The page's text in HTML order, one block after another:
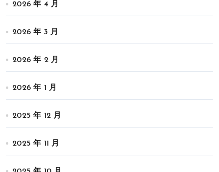
2026 年 4 月
2026 年 3 月
2026 年 2 月
2026 年 1 月
2025 年 12 月
2025 年 11 月